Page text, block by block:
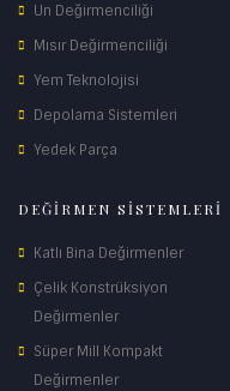
Un Değirmenciliği
Mısır Değirmenciliği
Yem Teknolojisi
Depolama Sistemleri
Yedek Parça
DEĞİRMEN SİSTEMLERİ
Katlı Bina Değirmenler
Çelik Konstrüksiyon
Değirmenler
Süper Mill Kompakt
Değirmenler